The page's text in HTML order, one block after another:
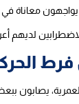
معاناة
يصابون